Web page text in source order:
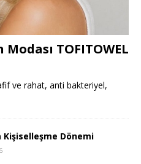
TOFITOWEL
ve rahat, anti bakteriyel,
Kişiselleşme Dönemi